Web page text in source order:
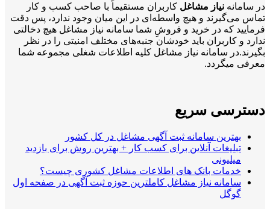
در سامانه نیاز مشاغل کاربران مستقیماً با صاحب کسب و کار
تماس می‌گیرند و هیچ واسطه‌ای در این میان وجود ندارد، پس دقت
فرمایید که در خرید و فروشِ شما سامانه نیاز مشاغل هیچ دخالتی
ندارد و کاربران باید خودشان جنبه‌های مختلف امنیتی را در نظر
بگیرند.در سامانه نیاز مشاغل کلیه اطلاعات شغلی مجموعه شما
معرفی میگردد.
دسترسی سریع
بهترین سامانه ثبت آگهی مشاغل در کل کشور
تبلیغات آنلاین برای کسب کار + بهترین روش برای بازدید
میلیونی
خدمات بانک های اطلاعات مشاغل کشوری چیست؟
سامانه نیاز مشاغل کاملترین حوزه ثبت آگهی در صفحه اول
گوگل